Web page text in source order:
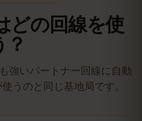
どの回線を使
？
強いパートナー回線に自動
うのと同じ基地局です。